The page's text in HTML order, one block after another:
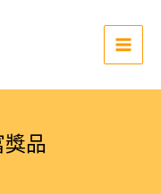
Main
品